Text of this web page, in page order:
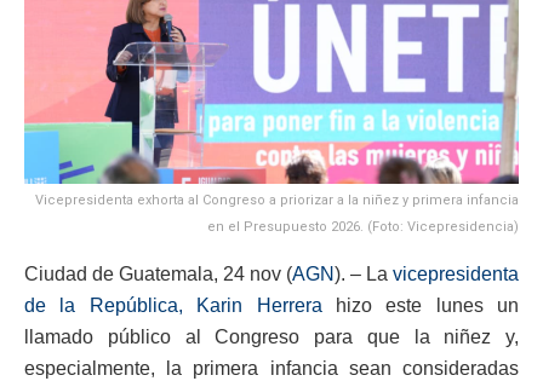
Vicepresidenta exhorta al Congreso a priorizar a la niñez y primera infancia
en el Presupuesto 2026. (Foto: Vicepresidencia)
Ciudad de Guatemala, 24 nov (AGN). – La vicepresidenta
de la República, Karin Herrera hizo este lunes un
llamado público al Congreso para que la niñez y,
especialmente, la primera infancia sean consideradas